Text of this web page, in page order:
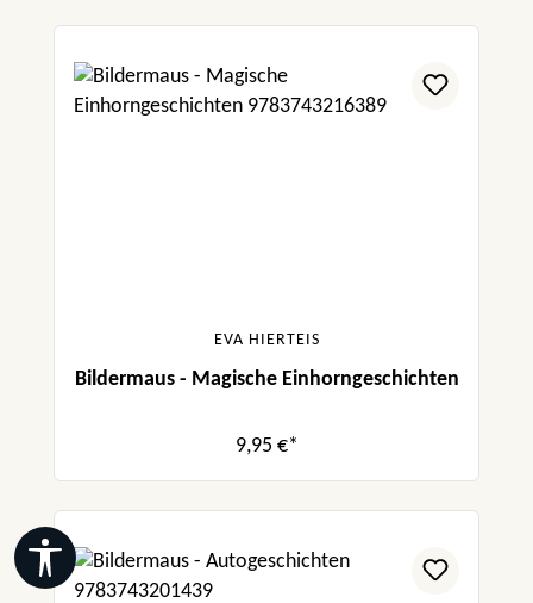
EVA HIERTEIS
Bildermaus - Magische Einhorngeschichten
9,95 €*
Werkzeugleiste anzeigen